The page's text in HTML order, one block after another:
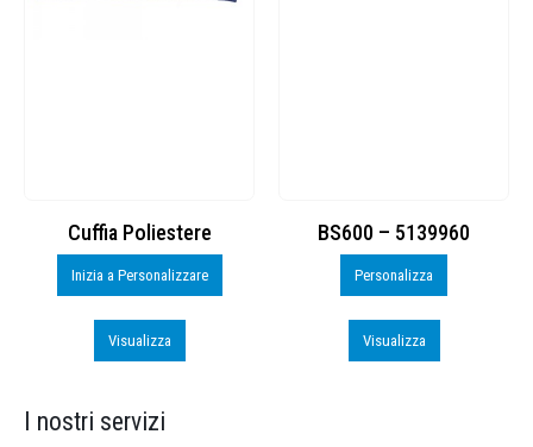
Cuffia Poliestere
Inizia a Personalizzare
Visualizza
BS600 – 5139960
Personalizza
Visualizza
I nostri servizi